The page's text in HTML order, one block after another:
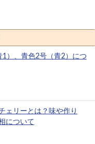
）、青色2号（青2）につ
ェリーとは？味や作り
について